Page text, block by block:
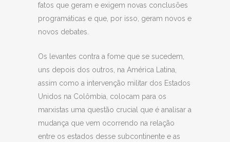
fatos que geram e exigem novas conclusões
programáticas e que, por isso, geram novos e
novos debates.
Os levantes contra a fome que se sucedem,
uns depois dos outros, na América Latina,
assim como a intervenção militar dos Estados
Unidos na Colômbia, colocam para os
marxistas uma questão crucial que é analisar a
mudança que vem ocorrendo na relação
entre os estados desse subcontinente e as